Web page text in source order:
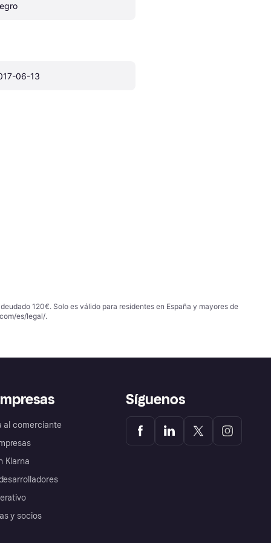
06-13
120€. Solo es válido para residentes en España y mayores de
es/legal/.
al comerciante
Klarna
y socios
Síguenos